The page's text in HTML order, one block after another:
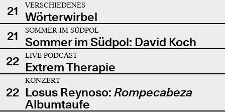
21
VERSCHIEDENES
Wörterwirbel
21
SOMMER IM SÜDPOL
Sommer im Südpol: David Koch
22
LIVE-PODCAST
Extrem Therapie
22
KONZERT
Losus Reynoso: Rompecabeza
Albumtaufe